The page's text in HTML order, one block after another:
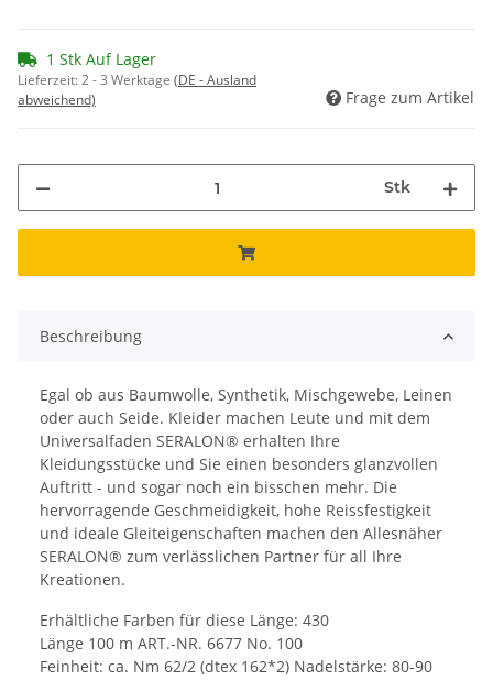
1 Stk Auf Lager
Lieferzeit:2 - 3 Werktage (DE - Ausland
abweichend)
Frage zum Artikel
Stk
Beschreibung
Egal ob aus Baumwolle, Synthetik, Mischgewebe, Leinen
oder auch Seide. Kleider machen Leute und mit dem
Universalfaden SERALON® erhalten Ihre
Kleidungsstücke und Sie einen besonders glanzvollen
Auftritt - und sogar noch ein bisschen mehr. Die
hervorragende Geschmeidigkeit, hohe Reissfestigkeit
und ideale Gleiteigenschaften machen den Allesnäher
SERALON® zum verlässlichen Partner für all Ihre
Kreationen.
Erhältliche Farben für diese Länge: 430
Länge 100 m ART.-NR. 6677 No. 100
Feinheit: ca. Nm 62/2 (dtex 162*2) Nadelstärke: 80-90